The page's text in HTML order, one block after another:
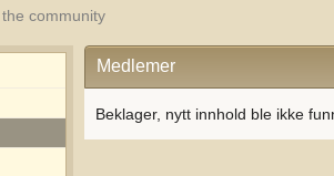
community
Medlemer
Beklager, nytt innhold ble ikke